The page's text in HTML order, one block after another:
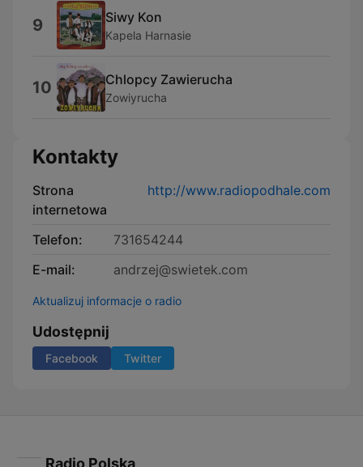
9 Siwy Kon
Kapela Harnasie
10 Chlopcy Zawierucha
Zowiyrucha
Kontakty
Strona
internetowa
http://www.radiopodhale.com
Telefon:
731654244
E-mail:
andrzej@swietek.com
Aktualizuj informacje o radio
Udostępnij
Facebook Twitter
Radio Polska